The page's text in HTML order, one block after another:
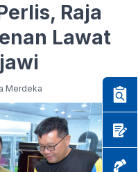
Raja
Lawat
Merdeka